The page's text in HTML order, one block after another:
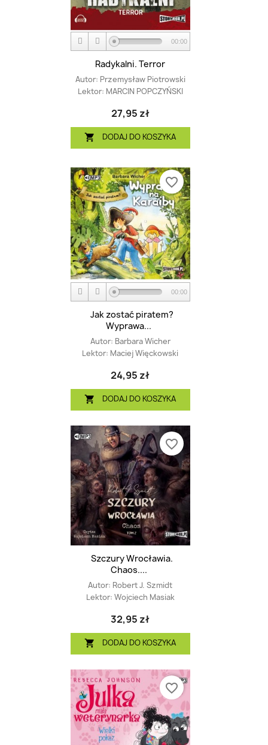
00:00
Radykalni. Terror
Autor: Przemysław Piotrowski
Lektor: MARCIN POPCZYŃSKI
27,95 zł
 DODAJ DO KOSZYKA
00:00
Jak zostać piratem?
Wyprawa...
Autor: Barbara Wicher
Lektor: Maciej Więckowski
24,95 zł
 DODAJ DO KOSZYKA
favorite_border
Szczury Wrocławia.
Chaos....
Autor: Robert J. Szmidt
Lektor: Wojciech Masiak
32,95 zł
 DODAJ DO KOSZYKA
favorite_border
favorite_border